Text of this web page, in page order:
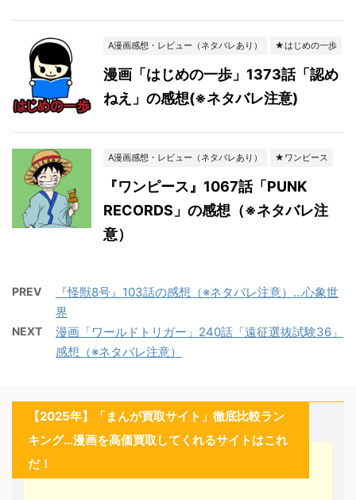
A漫画感想・レビュー（ネタバレあり） ★はじめの一歩
漫画「はじめの一歩」1373話「認め
ねえ」の感想(※ネタバレ注意)
A漫画感想・レビュー（ネタバレあり） ★ワンピース
『ワンピース』1067話「PUNK
RECORDS」の感想（※ネタバレ注
意）
PREV
『怪獣8号』103話の感想（※ネタバレ注意）…心象世
界
NEXT
漫画「ワールドトリガー」240話「遠征選抜試験36」
感想（※ネタバレ注意）
【2025年】「まんが買取サイト」徹底比較ラン
キング…漫画を高価買取してくれるサイトはこれ
だ！